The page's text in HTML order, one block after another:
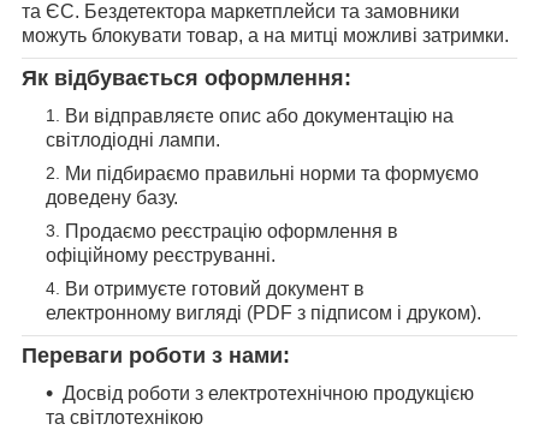
та ЄС. Бездетектора маркетплейси та замовники
можуть блокувати товар, а на митці можливі затримки.
Як відбувається оформлення:
Ви відправляєте опис або документацію на
світлодіодні лампи.
Ми підбираємо правильні норми та формуємо
доведену базу.
Продаємо реєстрацію оформлення в
офіційному реєструванні.
Ви отримуєте готовий документ в
електронному вигляді (PDF з підписом і друком).
Переваги роботи з нами:
Досвід роботи з електротехнічною продукцією
та світлотехнікою